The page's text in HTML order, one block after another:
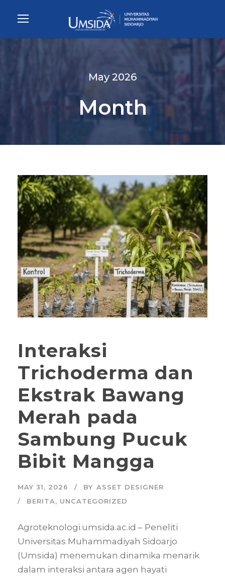
May 2026
Month
Interaksi
Trichoderma dan
Ekstrak Bawang
Merah pada
Sambung Pucuk
Bibit Mangga
MAY 31, 2026 BY ASSET DESIGNER
BERITA, UNCATEGORIZED
Agroteknologi.umsida.ac.id – Peneliti
Universitas Muhammadiyah Sidoarjo
(Umsida) menemukan dinamika menarik
dalam interaksi antara agen hayati